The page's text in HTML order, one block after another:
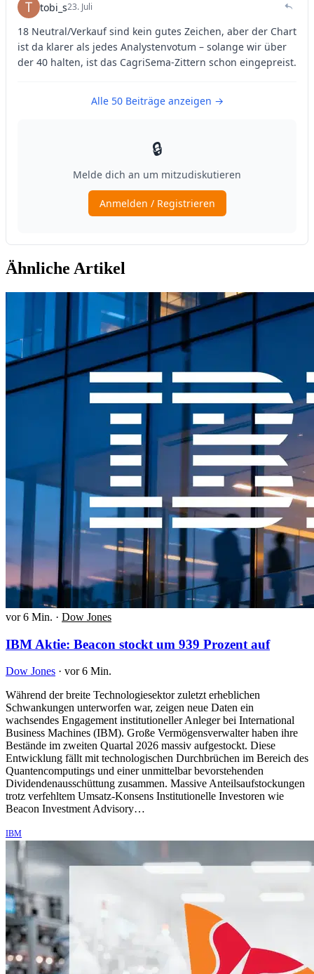
Ähnliche Artikel
vor 6 Min. · Dow Jones
IBM Aktie: Beacon stockt um 939 Prozent auf
Dow Jones · vor 6 Min.
Während der breite Technologiesektor zuletzt erheblichen
Schwankungen unterworfen war, zeigen neue Daten ein
wachsendes Engagement institutioneller Anleger bei International
Business Machines (IBM). Große Vermögensverwalter haben ihre
Bestände im zweiten Quartal 2026 massiv aufgestockt. Diese
Entwicklung fällt mit technologischen Durchbrüchen im Bereich des
Quantencomputings und einer unmittelbar bevorstehenden
Dividendenausschüttung zusammen. Massive Anteilsaufstockungen
trotz verfehltem Umsatz-Konsens Institutionelle Investoren wie
Beacon Investment Advisory…
IBM